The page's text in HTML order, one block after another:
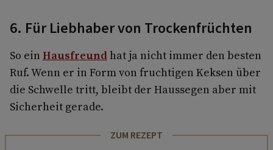
6. Für Liebhaber von Trockenfrüchten
So ein Hausfreundhat ja nicht immer den besten
Ruf. Wenn er in Form von fruchtigen Keksen über
die Schwelle tritt, bleibt der Haussegen aber mit
Sicherheit gerade.
ZUM REZEPT